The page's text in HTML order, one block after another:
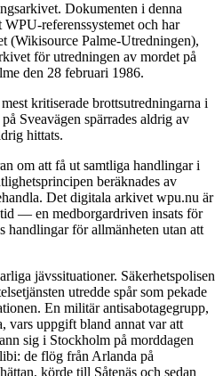
Dokumenten i denna
referenssystemet och har
(Wikisource Palme-Utredningen),
för utredningen av mordet på
den 28 februari 1986.
kritiserade brottsutredningarna i
Sveavägen spärrades aldrig av
hittats.
om att få ut samtliga handlingar i
beräknades av
Det digitala arkivet wpu.nu är
— en medborgardriven insats för
handlingar för allmänheten utan att
jävssituationer. Säkerhetspolisen
utredde spår som pekade
En militär antisabotagegrupp,
vars uppgift bland annat var att
sig i Stockholm på morddagen
de flög från Arlanda på
körde till Såtenäs och sedan